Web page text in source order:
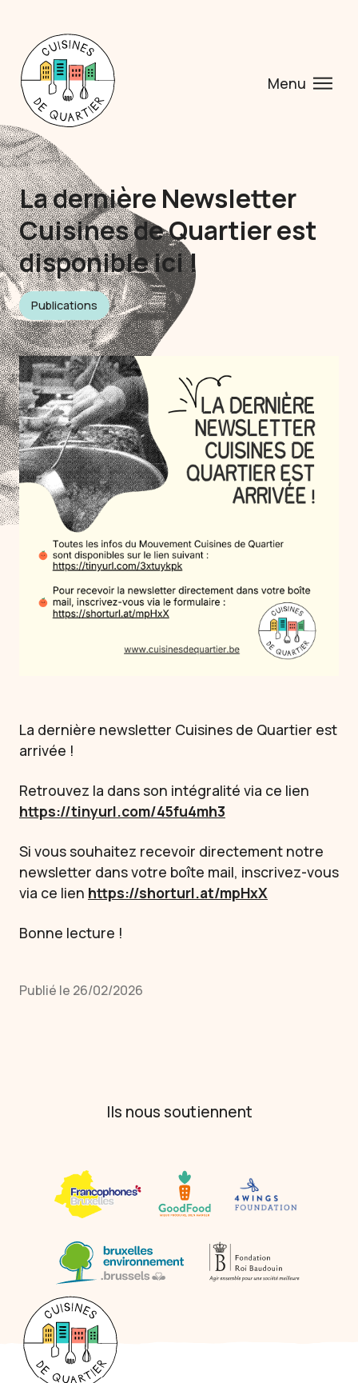
Menu
La dernière Newsletter
Cuisines de Quartier est
disponible ici !
Publications
La dernière newsletter Cuisines de Quartier est
arrivée !
Retrouvez la dans son intégralité via ce lien
https://tinyurl.com/45fu4mh3
Si vous souhaitez recevoir directement notre
newsletter dans votre boîte mail, inscrivez-vous
via ce lien https://shorturl.at/mpHxX
Bonne lecture !
Publié le 26/02/2026
Ils nous soutiennent